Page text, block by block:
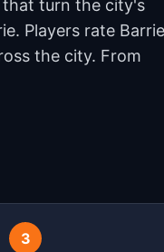
that turn the city's
Players rate
the city. From
3